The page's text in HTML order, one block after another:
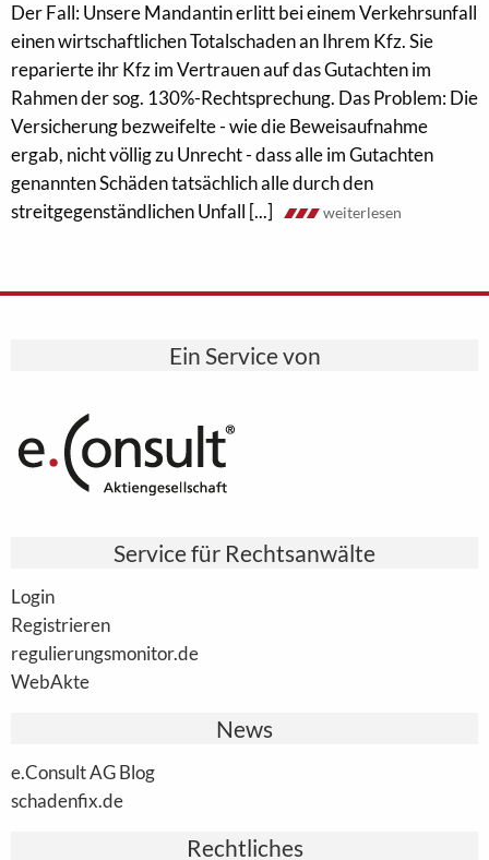
Der Fall: Unsere Mandantin erlitt bei einem Verkehrsunfall
einen wirtschaftlichen Totalschaden an Ihrem Kfz. Sie
reparierte ihr Kfz im Vertrauen auf das Gutachten im
Rahmen der sog. 130%-Rechtsprechung. Das Problem: Die
Versicherung bezweifelte - wie die Beweisaufnahme
ergab, nicht völlig zu Unrecht - dass alle im Gutachten
genannten Schäden tatsächlich alle durch den
streitgegenständlichen Unfall [...]
weiterlesen
Ein Service von
Service für Rechtsanwälte
Login
Registrieren
regulierungsmonitor.de
WebAkte
News
e.Consult AG Blog
schadenfix.de
Rechtliches